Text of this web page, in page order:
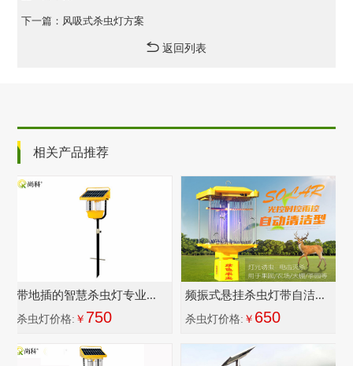
下一篇：风吸式杀虫灯方案
返回列表
相关产品推荐
带地插的智慧杀虫灯专业...
杀虫灯价格: ￥ 750
频振式悬挂杀虫灯带自洁...
杀虫灯价格: ￥ 650